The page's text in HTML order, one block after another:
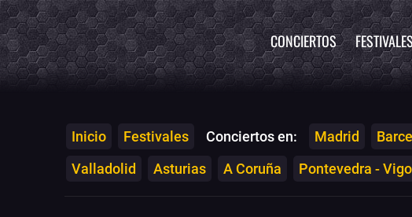
CONCIERTOS
Inicio Festivales Conciertos en: Madrid
Valladolid
Asturias A Coruña Pontevedra - Vigo